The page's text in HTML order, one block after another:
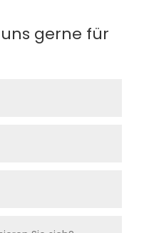
gerne für